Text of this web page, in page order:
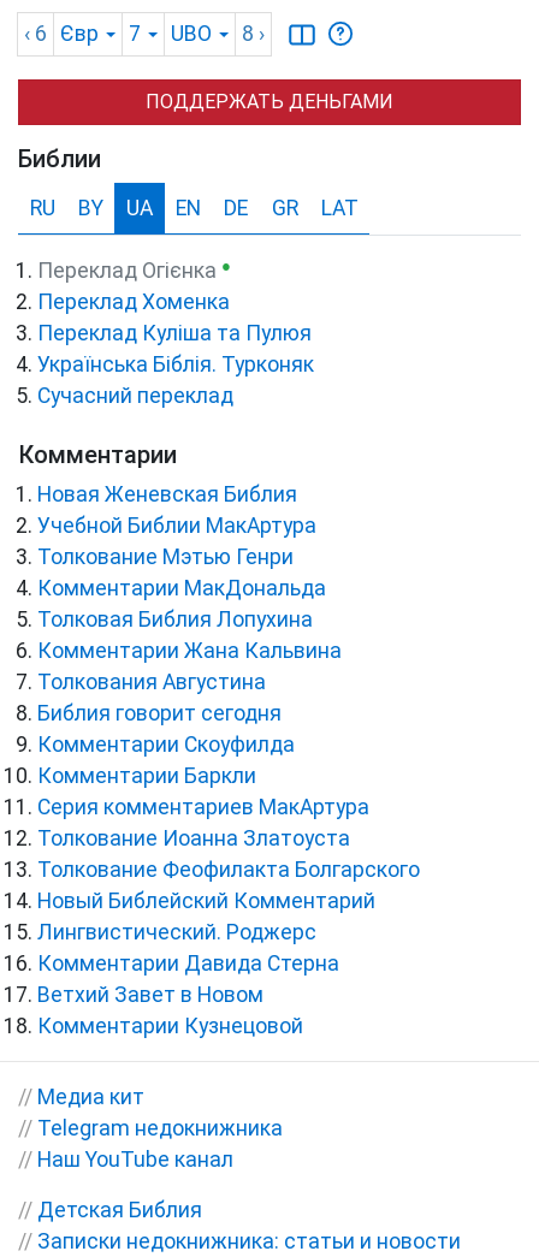
‹ 6 Євр 7 UBO 8 ›
ПОДДЕРЖАТЬ ДЕНЬГАМИ
Библии
RU BY UA EN DE GR LAT
Переклад Огієнка ●
Переклад Хоменка
Переклад Куліша та Пулюя
Українська Біблія. Турконяк
Сучасний переклад
Комментарии
Новая Женевская Библия
Учебной Библии МакАртура
Толкование Мэтью Генри
Комментарии МакДональда
Толковая Библия Лопухина
Комментарии Жана Кальвина
Толкования Августина
Библия говорит сегодня
Комментарии Скоуфилда
Комментарии Баркли
Серия комментариев МакАртура
Толкование Иоанна Златоуста
Толкование Феофилакта Болгарского
Новый Библейский Комментарий
Лингвистический. Роджерс
Комментарии Давида Стерна
Ветхий Завет в Новом
Комментарии Кузнецовой
// Медиа кит
// Telegram недокнижника
// Наш YouTube канал
// Детская Библия
// Записки недокнижника: статьи и новости